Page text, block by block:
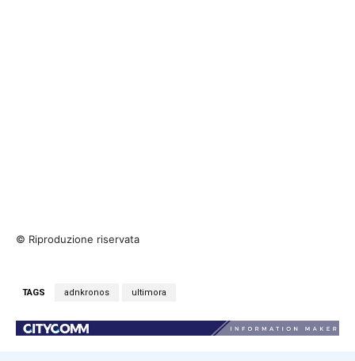
© Riproduzione riservata
TAGS adnkronos ultimora